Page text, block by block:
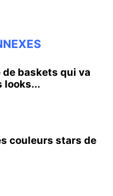
baskets qui va
looks...
couleurs stars de